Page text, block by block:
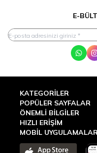
E-
KATEGORILER
POPÜLER SAYFALAR
ÖNEMLI BILGILER
HIZLI ERIŞIM
MOBİL